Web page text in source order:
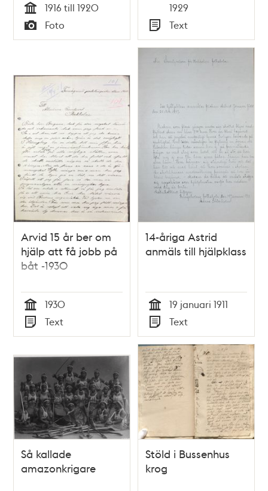
Tid
1916 till 1920
Typ
Foto
1929
Typ
Text
Arvid 15 år ber om
hjälp att få jobb på
båt -1930
Tid
1930
Typ
Text
14-åriga Astrid
anmäls till hjälpklass
Tid
19 januari 1911
Typ
Text
Så kallade
amazonkrigare
Stöld i Bussenhus
krog